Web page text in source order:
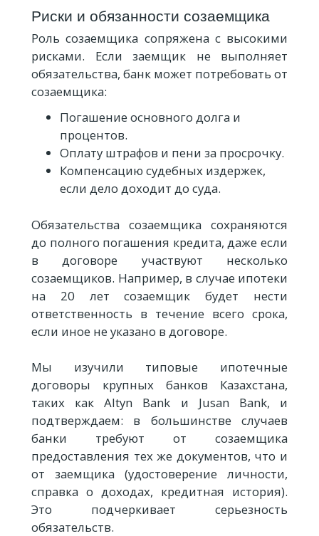
Риски и обязанности созаемщика
Роль созаемщика сопряжена с высокими
рисками. Если заемщик не выполняет
обязательства, банк может потребовать от
созаемщика:
Погашение основного долга и
процентов.
Оплату штрафов и пени за просрочку.
Компенсацию судебных издержек,
если дело доходит до суда.
Обязательства созаемщика сохраняются
до полного погашения кредита, даже если
в договоре участвуют несколько
созаемщиков. Например, в случае ипотеки
на 20 лет созаемщик будет нести
ответственность в течение всего срока,
если иное не указано в договоре.
Мы изучили типовые ипотечные
договоры крупных банков Казахстана,
таких как Altyn Bank и Jusan Bank, и
подтверждаем: в большинстве случаев
банки требуют от созаемщика
предоставления тех же документов, что и
от заемщика (удостоверение личности,
справка о доходах, кредитная история).
Это подчеркивает серьезность
обязательств.